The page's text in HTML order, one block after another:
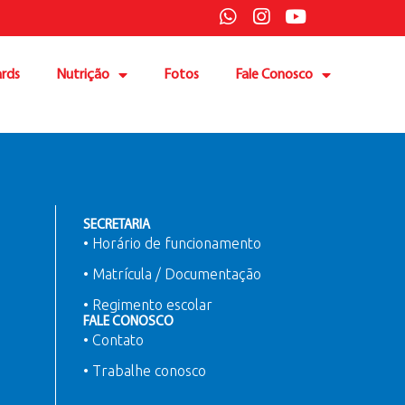
Nutrição Fotos Fale Conosco
SECRETARIA
• Horário de funcionamento
• Matrícula / Documentação
• Regimento escolar
FALE CONOSCO
• Contato
• Trabalhe conosco